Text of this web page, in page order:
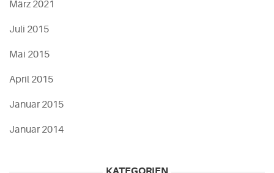
März 2021
Juli 2015
Mai 2015
April 2015
Januar 2015
Januar 2014